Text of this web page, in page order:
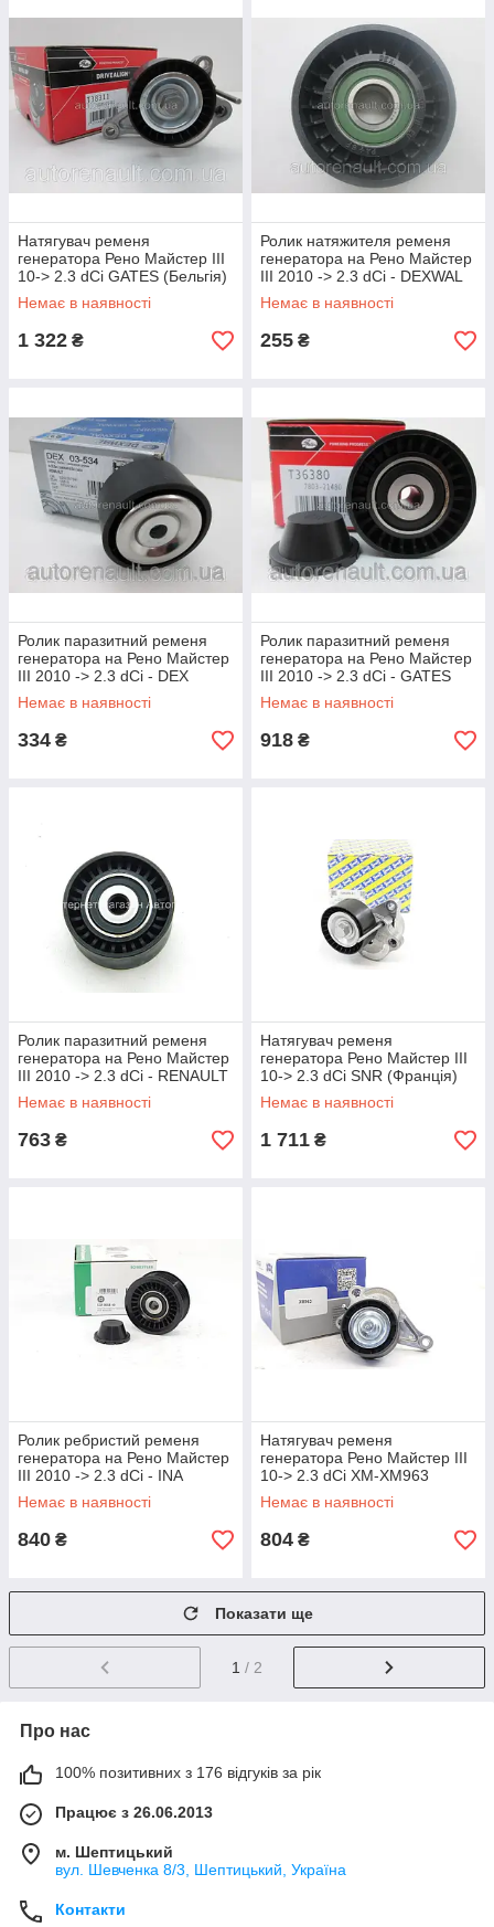
Натягувач ременя
генератора Рено Майстер III
10-> 2.3 dCi GATES (Бельгія)
T38311
Немає в наявності
1 322 ₴
Ролик натяжителя ременя
генератора на Рено Майстер
III 2010 -> 2.3 dCi - DEXWAL
(Польща) 03203
Немає в наявності
255 ₴
Ролик паразитний ременя
генератора на Рено Майстер
III 2010 -> 2.3 dCi - DEX
(Польща) 03534
Немає в наявності
334 ₴
Ролик паразитний ременя
генератора на Рено Майстер
III 2010 -> 2.3 dCi - GATES
(Бельгія) T36380
Немає в наявності
918 ₴
Ролик паразитний ременя
генератора на Рено Майстер
III 2010 -> 2.3 dCi - RENAULT
(Оригінал) 8200725951
Немає в наявності
763 ₴
Натягувач ременя
генератора Рено Майстер III
10-> 2.3 dCi SNR (Франція)
GA355.31
Немає в наявності
1 711 ₴
Ролик ребристий ременя
генератора на Рено Майстер
III 2010 -> 2.3 dCi - INA
(Німеччина) 532066810
Немає в наявності
840 ₴
Натягувач ременя
генератора Рено Майстер III
10-> 2.3 dCi XM-XM963
Немає в наявності
804 ₴
Показати ще
1 / 2
Про нас
100% позитивних з 176 відгуків за рік
Працює з 26.06.2013
м. Шептицький
вул. Шевченка 8/3, Шептицький, Україна
Контакти